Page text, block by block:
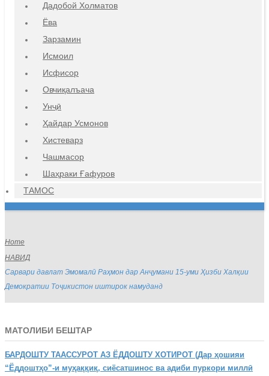
Дадобой Холматов
Ёва
Зарзамин
Исмоил
Исфисор
Овчиқалъача
Унҷӣ
Ҳайдар Усмонов
Хистеварз
Чашмасор
Шаҳраки Ғафуров
ТАМОС
Home
НАВИД
Сарвари давлат Эмомалӣ Раҳмон дар Анҷумани 15-уми Ҳизби Халқии
Демократии Тоҷикистон иштирок намуданд
МАТОЛИБИ БЕШТАР
БАРДОШТУ ТААССУРОТ АЗ ЁДДОШТУ ХОТИРОТ (Дар ҳошияи
“Ёддоштҳо”-и муҳаққиқ, сиёсатшинос ва адиби пуркори миллӣ